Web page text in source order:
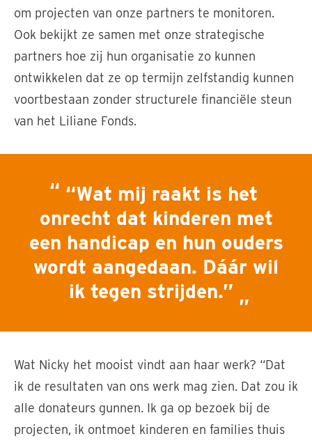
om projecten van onze partners te monitoren.
Ook bekijkt ze samen met onze strategische
partners hoe zij hun organisatie zo kunnen
ontwikkelen dat ze op termijn zelfstandig kunnen
voortbestaan zonder structurele financiële steun
van het Liliane Fonds.
“Wat mij raakt is het
onrecht dat kinderen met
een handicap en hun ouders
wordt aangedaan. Dáár wil
ik tegen strijden.”
Wat Nicky het mooist vindt aan haar werk? “Dat
ik de resultaten van ons werk mag zien. Dat zou ik
alle donateurs gunnen. Ik ga op bezoek bij de
projecten, ik ontmoet kinderen en families thuis